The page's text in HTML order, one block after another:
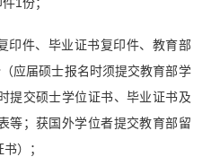
印件、毕业证书复印件、教育部
应届硕士报名时须提交教育部学
提交硕士学位证书、毕业证书及
等；获国外学位者提交教育部留
）；